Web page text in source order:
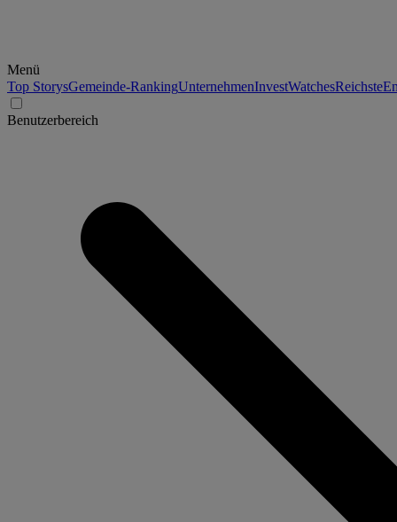
Menü
Top StorysGemeinde-RankingUnternehmenInvestWatchesReichste
Benutzerbereich